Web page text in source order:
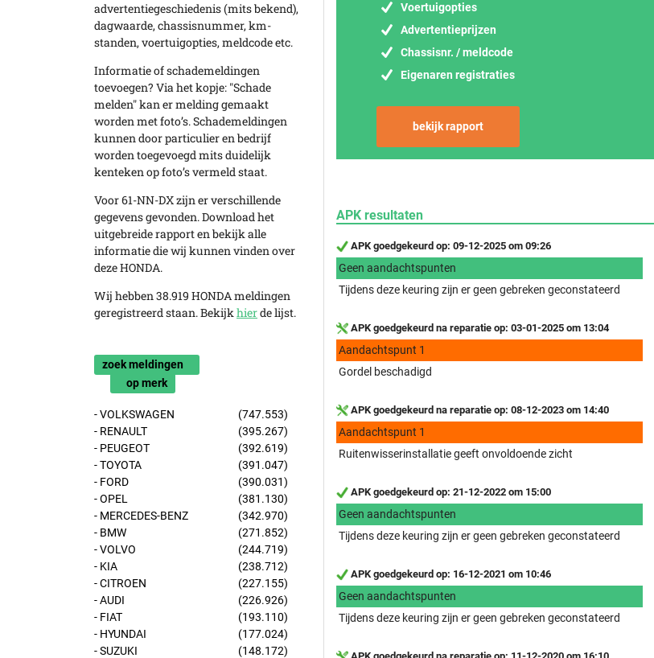
advertentiegeschiedenis (mits bekend),
dagwaarde, chassisnummer, km-
standen, voertuigopties, meldcode etc.
Informatie of schademeldingen
toevoegen? Via het kopje: "Schade
melden" kan er melding gemaakt
worden met foto’s. Schademeldingen
kunnen door particulier en bedrijf
worden toegevoegd mits duidelijk
kenteken op foto’s vermeld staat.
Voor 61-NN-DX zijn er verschillende
gegevens gevonden. Download het
uitgebreide rapport en bekijk alle
informatie die wij kunnen vinden over
deze HONDA.
Wij hebben 38.919 HONDA meldingen
geregistreerd staan. Bekijkhierde lijst.
zoek meldingen
op merk
- VOLKSWAGEN
(747.553)
- RENAULT
(395.267)
- PEUGEOT
(392.619)
- TOYOTA
(391.047)
- FORD
(390.031)
- OPEL
(381.130)
- MERCEDES-BENZ
(342.970)
- BMW
(271.852)
- VOLVO
(244.719)
- KIA
(238.712)
- CITROEN
(227.155)
- AUDI
(226.926)
- FIAT
(193.110)
- HYUNDAI
(177.024)
- SUZUKI
(148.172)
Voertuigopties
Advertentieprijzen
Chassisnr. / meldcode
Eigenaren registraties
bekijk rapport
APK resultaten
APK goedgekeurd op: 09-12-2025 om 09:26
Geen aandachtspunten
Tijdens deze keuring zijn er geen gebreken geconstateerd
APK goedgekeurd na reparatie op: 03-01-2025 om 13:04
Aandachtspunt 1
Gordel beschadigd
APK goedgekeurd na reparatie op: 08-12-2023 om 14:40
Aandachtspunt 1
Ruitenwisserinstallatie geeft onvoldoende zicht
APK goedgekeurd op: 21-12-2022 om 15:00
Geen aandachtspunten
Tijdens deze keuring zijn er geen gebreken geconstateerd
APK goedgekeurd op: 16-12-2021 om 10:46
Geen aandachtspunten
Tijdens deze keuring zijn er geen gebreken geconstateerd